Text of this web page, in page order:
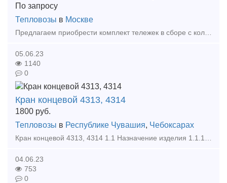
По запросу
Тепловозы в Москве
05.06.23
1140
0
Кран концевой 4313, 4314
1800 руб.
Тепловозы в Республике Чувашия, Чебоксарах
04.06.23
753
0